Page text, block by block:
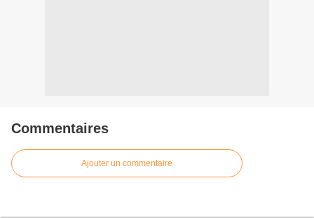
Commentaires
Ajouter un commentaire